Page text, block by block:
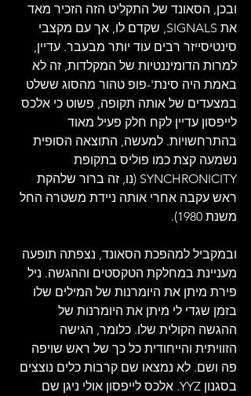
ובכן, הסאונד של התקליט הזה הזכיר מאד
את SIGNALS, שקדם לו, אך עם מקצבי
סינטיסייזר רבים עוד יותר מבעבר. עדיין,
למרות הדומיננטיות של המקלדות, זה לא
באמת היה סינת'-פופ טהור מהסוג ששלט
במצעדים של אותה תקופה, פשוט כי אלכס
לייפסון עדיין לקח חלק פעיל מאוד
בהתרחשויות. למעשה, התוצאה הסופית
נשמעה קצת כמו פוליס בתקופת
SYNCHRONICITY (נו, זה ברור שלהקת
ראש עקבה אחרי אותה ניידת משטרה החל
משנת 1980).
ובמקביל למהפכת הסאונד, נצפתה תופעה
מעניינת במחלקת הטקסטים וההגשה. ניל
פירת מיתן את היומרנות של המילים שלו
בזמן שגדי לי מיתן את היומרנות של
ההגשה הקולית שלו. כלומר, הגישה
הזוויתית והייחודית כל כך של ראש שויפה
פה ושם. לא נמצאו שם קרבות כלים נוצצים
בסגנון YYZ. אלכס לייפסון אולי ניגן שם